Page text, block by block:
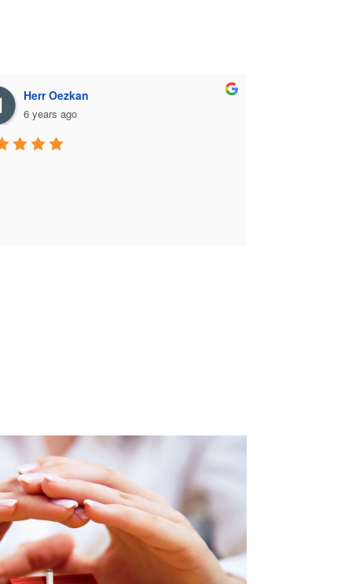
Herr Oezkan
6 years ago